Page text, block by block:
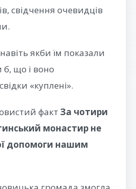
свідчення очевидців
якби їм показали
б, що і воно
«куплені».
факт За чотири
монастир не
допомоги нашим